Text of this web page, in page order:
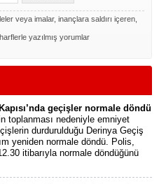
veya imalar, inançlara saldırı içeren,
yazılmış yorumlar
geçişler normale döndü
toplanması nedeniyle emniyet
durdurulduğu Derinya Geçiş
yeniden normale döndü. Polis,
itibarıyla normale döndüğünü